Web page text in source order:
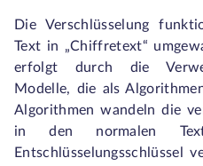
Die Verschlüsselung
Text in „Chiffretext“
erfolgt durch die
Modelle, die als
Algorithmen wandeln die
in den normalen
Entschlüsselungsschlüssel